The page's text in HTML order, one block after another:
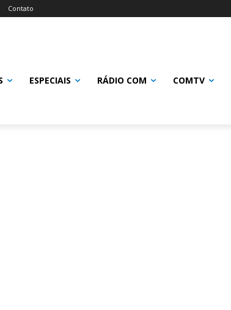
Contato
ESPECIAIS RÁDIO COM COMTV